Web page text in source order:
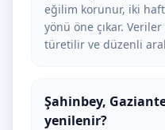
eğilim korunur, iki
yönü öne çıkar.
türetilir ve düzenli
Şahinbey,
yenilenir?